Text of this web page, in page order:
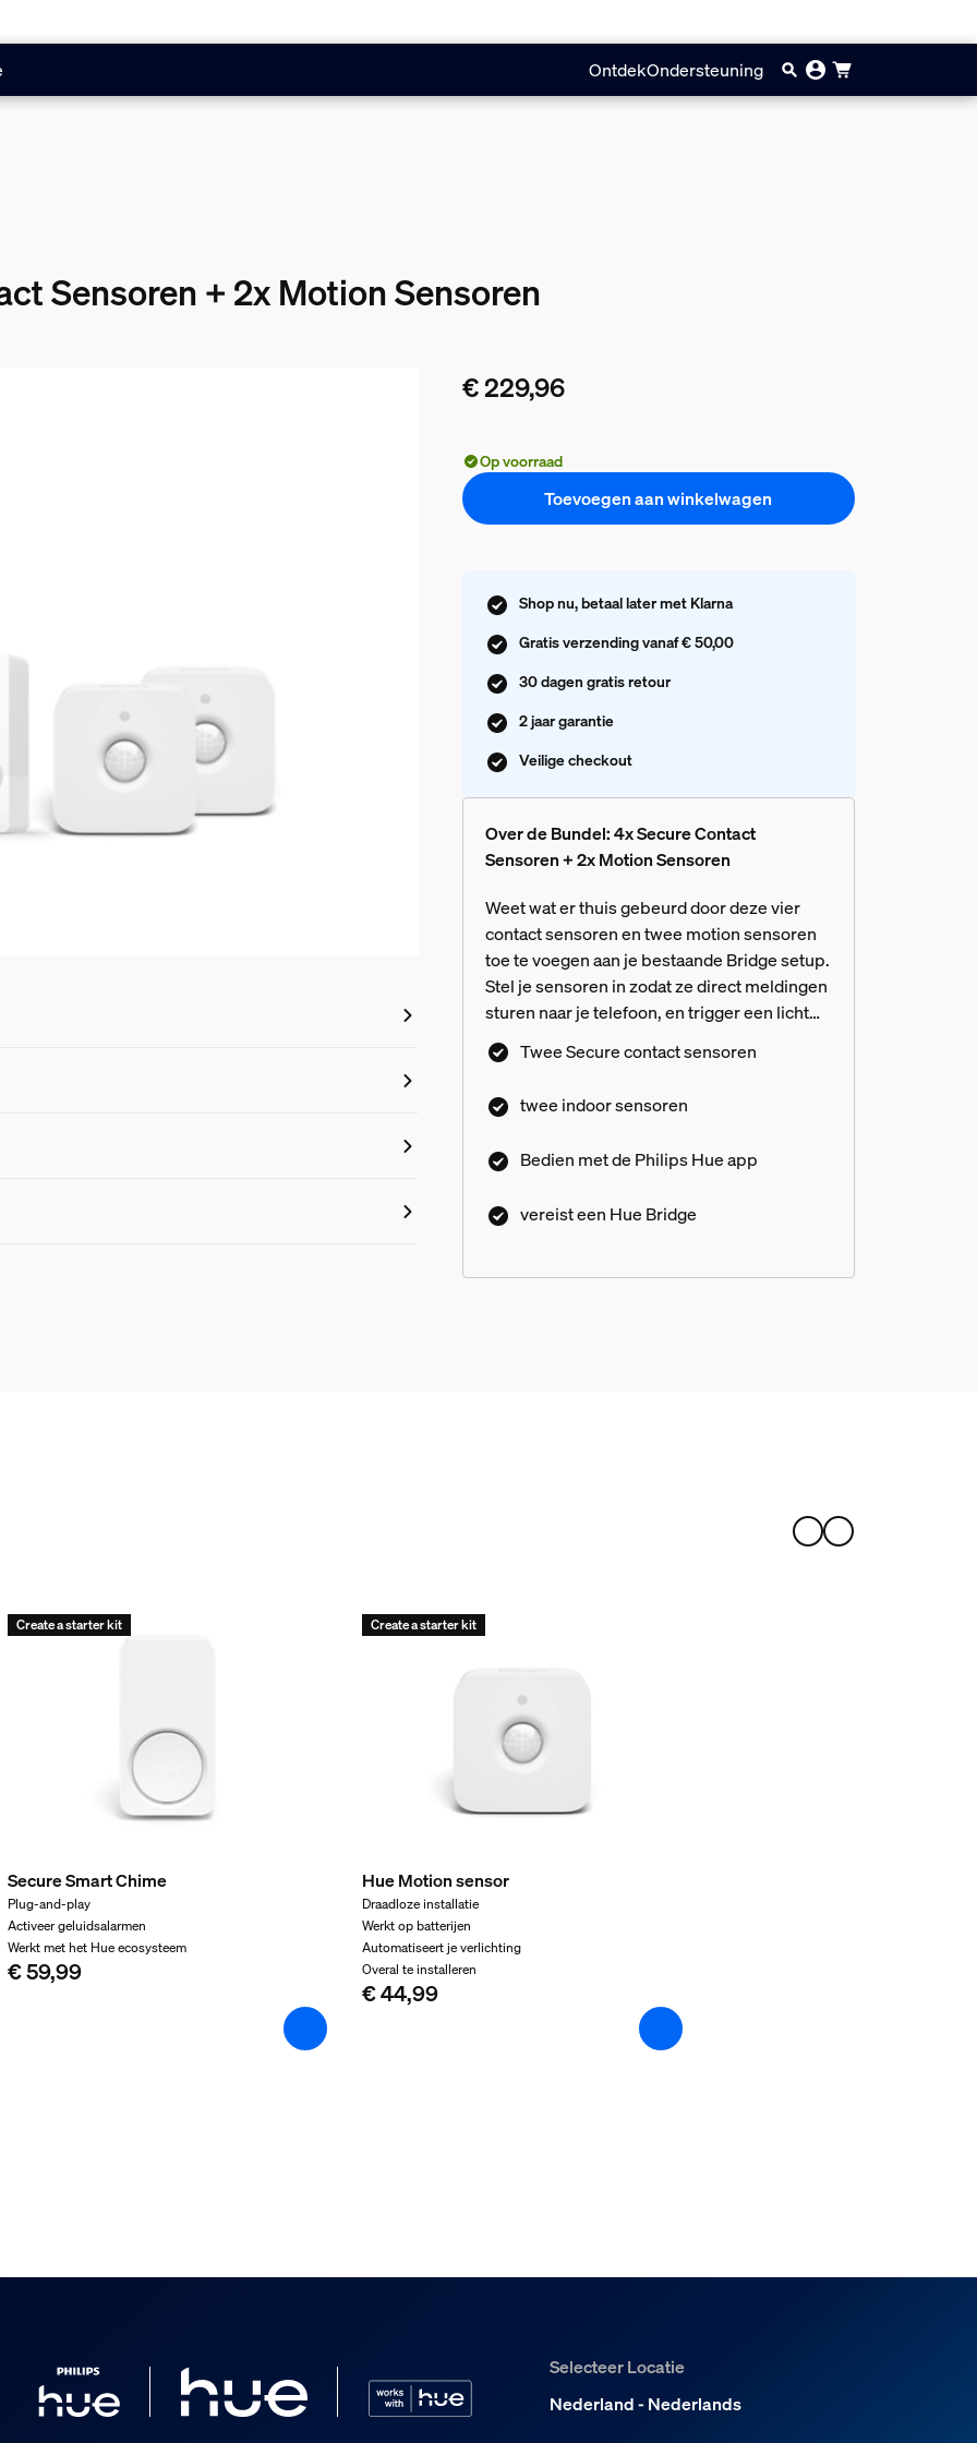
OntdekOndersteuning
Sensoren + 2x Motion Sensoren
€ 229,96
Op voorraad
Toevoegen aan winkelwagen
Shop nu, betaal later met Klarna
Gratis verzending vanaf € 50,00
30 dagen gratis retour
2 jaar garantie
Veilige checkout
Over de Bundel: 4x Secure Contact
Sensoren + 2x Motion Sensoren
Weet wat er thuis gebeurd door deze vier
contact sensoren en twee motion sensoren
toe te voegen aan je bestaande Bridge setup.
Stel je sensoren in zodat ze direct meldingen
sturen naar je telefoon, en trigger een licht
alarm via de Philips Hue App.
Twee Secure contact sensoren
twee indoor sensoren
Bedien met de Philips Hue app
vereist een Hue Bridge
Create a starter kit
Secure Smart Chime
Plug-and-play
Activeer geluidsalarmen
Werkt met het Hue ecosysteem
€ 59,99
Create a starter kit
Hue Motion sensor
Draadloze installatie
Werkt op batterijen
Automatiseert je verlichting
Overal te installeren
€ 44,99
Selecteer Locatie
Nederland - Nederlands